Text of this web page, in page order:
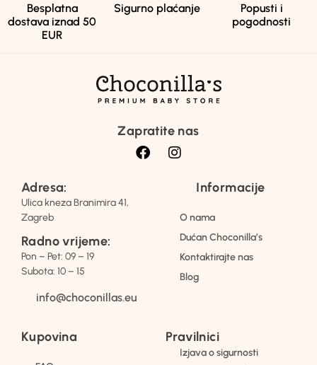
Besplatna
dostava iznad 50
EUR
Sigurno plaćanje
Popusti i
pogodnosti
Zapratite nas
Adresa:
Ulica kneza Branimira 41,
Zagreb
Radno vrijeme:
Pon – Pet: 09 – 19
Subota: 10 – 15
info@choconillas.eu
Informacije
O nama
Dućan Choconilla’s
Kontaktirajte nas
Blog
Kupovina Pravilnici
Izjava o sigurnosti